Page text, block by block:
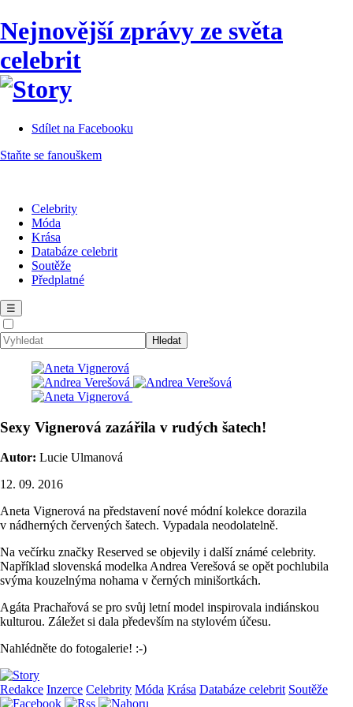
Nejnovější zprávy ze světa
celebrit
Sdílet na Facebooku
Staňte se fanouškem
Celebrity
Móda
Krása
Databáze celebrit
Soutěže
Předplatné
☰
Sexy Vignerová zazářila v rudých šatech!
Autor: Lucie Ulmanová
12. 09. 2016
Aneta Vignerová na představení nové módní kolekce dorazila
v nádherných červených šatech. Vypadala neodolatelně.
Na večírku značky Reserved se objevily i další známé celebrity.
Například slovenská modelka Andrea Verešová se opět pochlubila
svýma kouzelnýma nohama v černých minišortkách.
Agáta Prachařová se pro svůj letní model inspirovala indiánskou
kulturou. Záležet si dala především na stylovém účesu.
Nahlédněte do fotogalerie! :-)
Redakce Inzerce Celebrity Móda Krása Databáze celebrit Soutěže